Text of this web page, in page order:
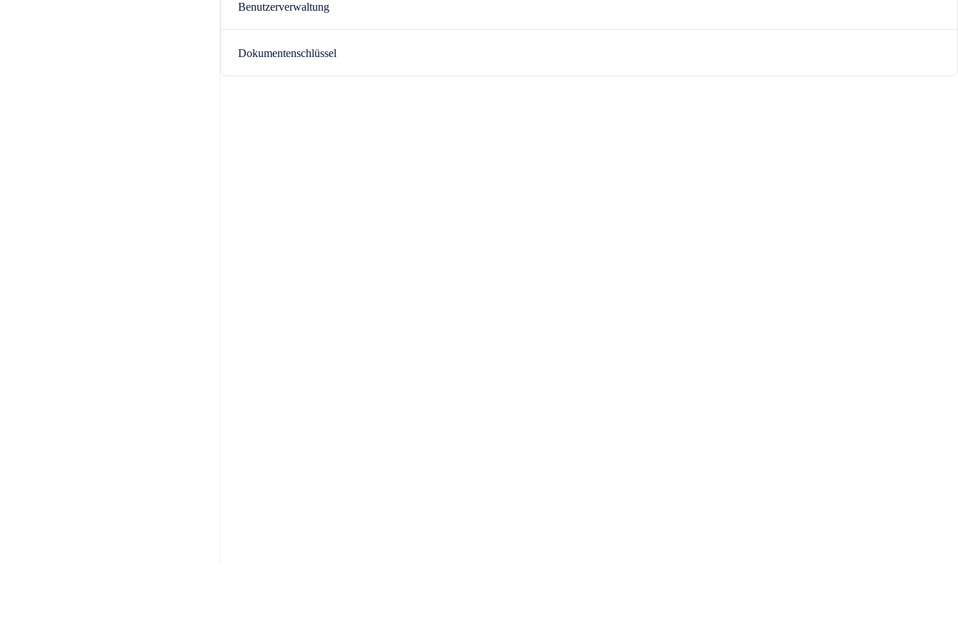
Benutzerverwaltung
Dokumentenschlüssel